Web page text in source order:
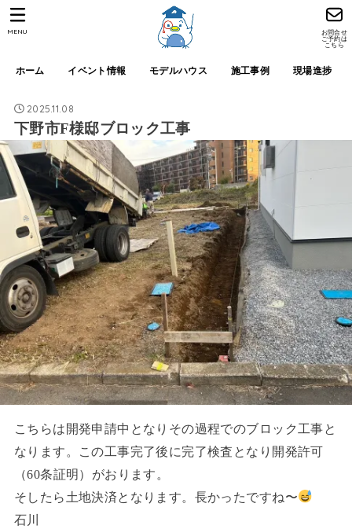
ホーム イベント情報 モデルハウス 施工事例 現場進捗
お問合せ
ご予約は
こちら
MENU
2025.11.08
下野市F様邸ブロック工事
こちらは開発申請中となりその過程でのブロック工事と
なります。この工事完了後に完了検査となり開発許可
（60条証明）がおります。
そしたら土地決済となります。長かったですね〜
石川